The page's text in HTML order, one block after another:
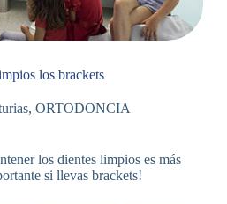
los brackets
, ORTODONCIA
los dientes limpios es más
si llevas brackets!